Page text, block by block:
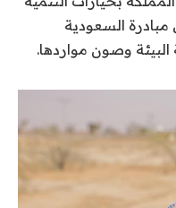
مبادرة السعودية
وصون مواردها.